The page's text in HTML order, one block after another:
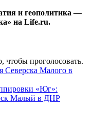
и геополитика —
на Life.ru.
чтобы проголосовать.
Малого в
«Юг»:
Малый в ДНР